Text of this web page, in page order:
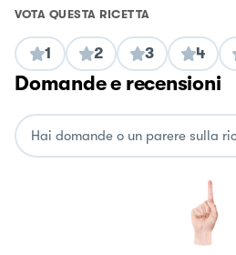
VOTA QUESTA RICETTA
1 2 3 4
Domande e recensioni